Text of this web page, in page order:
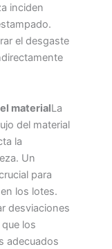
inciden
el desgaste
materialLa
del material
la
Un
para
los lotes.
desviaciones
los
adecuados